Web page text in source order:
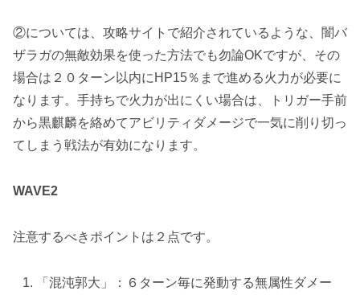
②については、攻略サイトで紹介されているような、 闇バ
ザラガの無敵効果を使った方法でも勿論OKですが、その
場合は２０ターン以内にHP15％まで進める火力が必要に
なります。手持ちで火力が出にくい場合は、
トリガー手前
から黒麒麟を絡めてアビリティダメージで一気に削り切っ
てしまう 戦法が有効になります。
WAVE2
注意するべきポイントは２点です。
「混沌郭大」：６ターン毎に発動する無属性ダメー